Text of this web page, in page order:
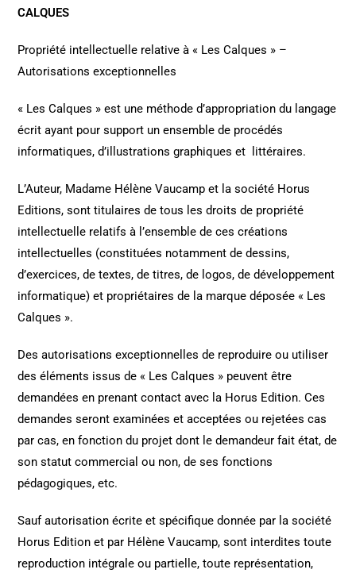
CALQUES
Propriété intellectuelle relative à « Les Calques » –
Autorisations exceptionnelles
« Les Calques » est une méthode d’appropriation du langage
écrit ayant pour support un ensemble de procédés
informatiques, d’illustrations graphiques et littéraires.
L’Auteur, Madame Hélène Vaucamp et la société Horus
Editions, sont titulaires de tous les droits de propriété
intellectuelle relatifs à l’ensemble de ces créations
intellectuelles (constituées notamment de dessins,
d’exercices, de textes, de titres, de logos, de développement
informatique) et propriétaires de la marque déposée « Les
Calques ».
Des autorisations exceptionnelles de reproduire ou utiliser
des éléments issus de « Les Calques » peuvent être
demandées en prenant contact avec la Horus Edition. Ces
demandes seront examinées et acceptées ou rejetées cas
par cas, en fonction du projet dont le demandeur fait état, de
son statut commercial ou non, de ses fonctions
pédagogiques, etc.
Sauf autorisation écrite et spécifique donnée par la société
Horus Edition et par Hélène Vaucamp, sont interdites toute
reproduction intégrale ou partielle, toute représentation,